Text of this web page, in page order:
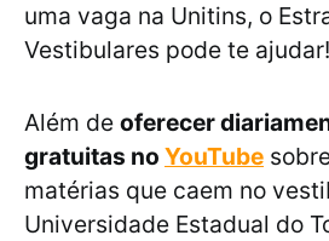
uma vaga na Unitins, o
Vestibulares pode te ajudar!
Além de oferecer
gratuitas no YouTube
matérias que caem no
Universidade Estadual do